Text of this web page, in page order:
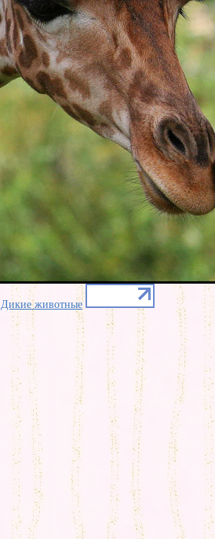
Дикие животные